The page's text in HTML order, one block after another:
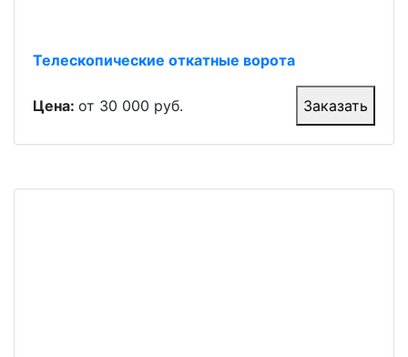
Телескопические откатные ворота
Цена: от 30 000 руб. Заказать